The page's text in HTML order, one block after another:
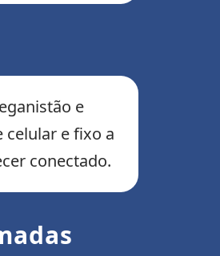
e
celular e fixo a
conectado.